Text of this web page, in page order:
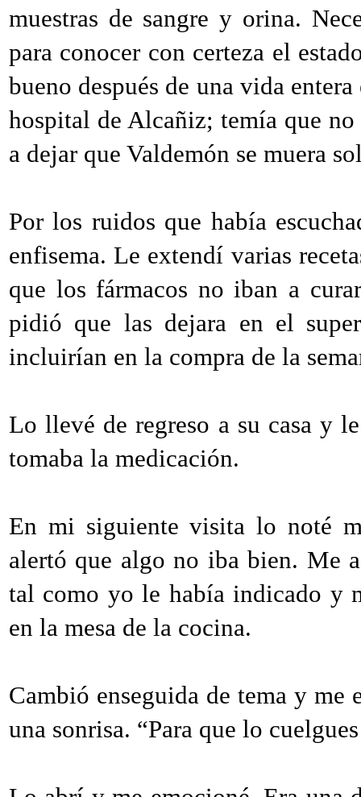
muestras de sangre y orina.
para conocer con certeza el
bueno después de una vida
hospital de Alcañiz; temía que
a dejar que Valdemón se muera
Por los ruidos que había
enfisema. Le extendí varias
que los fármacos no iban a
pidió que las dejara en el
incluirían en la compra de la
Lo llevé de regreso a su casa y
tomaba la medicación.
En mi siguiente visita lo noté
alertó que algo no iba bien. Me
tal como yo le había indicado y
en la mesa de la cocina.
Cambió enseguida de tema y me
una sonrisa. “Para que lo